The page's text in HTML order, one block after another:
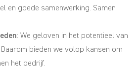
en goede samenwerking. Samen
: We geloven in het potentieel van
bieden we volop kansen om
het bedrijf.